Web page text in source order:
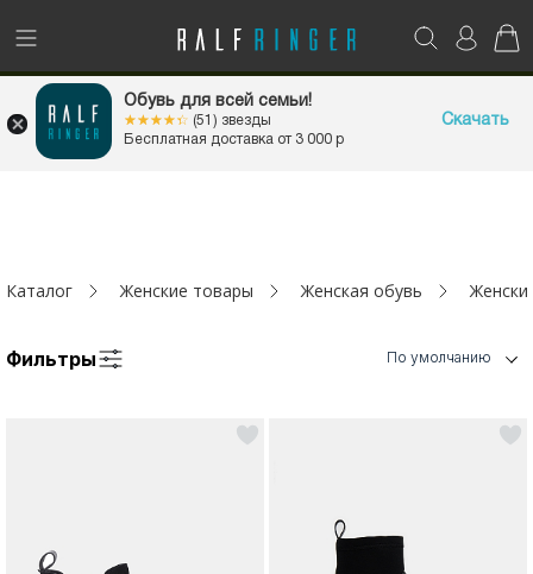
!
Обувь для всей семьи!
☆☆☆☆☆
★★★★★ (51) звезды
Бесплатная доставка от 3 000 р
Скачать
Новинки
Детям
Капсула
Возникли вопросы? - club@ralf.ru
1+1=3НА ВСЁ
Каталог Женские товары Женская обувь
Фильтры По умолчанию